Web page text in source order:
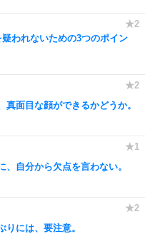
われないための3つのポイン
真面目な顔ができるかどうか。
、自分から欠点を言わない。
りには、要注意。